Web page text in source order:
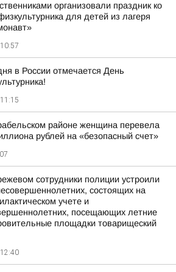
организовали праздник ко
для детей из лагеря
10:57
в России отмечается День
11:15
районе женщина перевела
рублей на «безопасный счет»
сотрудники полиции устроили
состоящих на
учете и
посещающих летние
площадки товарищеский
12:40